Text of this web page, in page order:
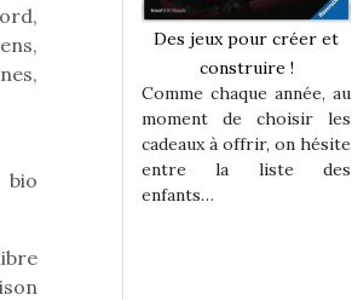
bio
trottinette
: bien plus
jeu !
s’y initier.
Des jeux pour créer et
construire !
Comme chaque année, au
moment de choisir les
cadeaux à offrir, on hésite
entre la liste des
enfants…